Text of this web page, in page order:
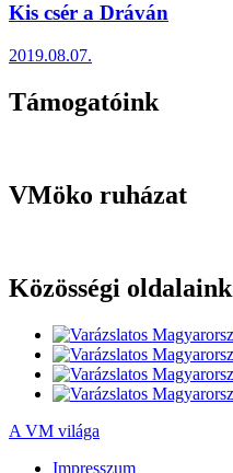
Kis csér a Dráván
2019.08.07.
Támogatóink
VMöko ruházat
Közösségi oldalaink
A VM világa
Impresszum